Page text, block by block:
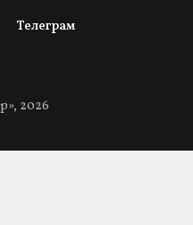
Телеграм
2026